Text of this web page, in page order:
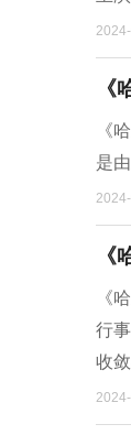
《
是
《
行
收敛